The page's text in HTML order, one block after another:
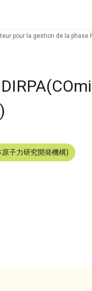
pour la gestion de la phase
子力研究開発機構)